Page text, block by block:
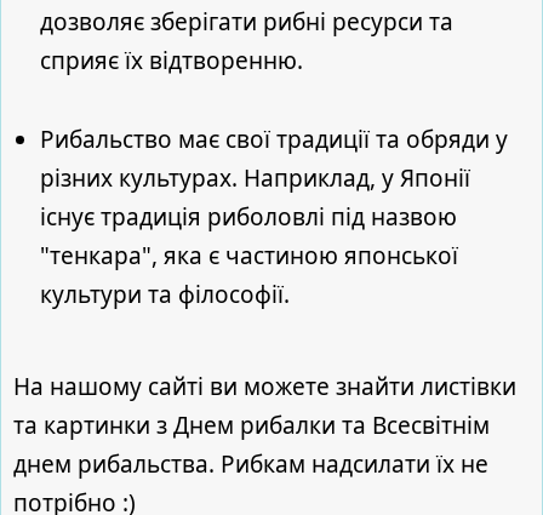
дозволяє зберігати рибні ресурси та
сприяє їх відтворенню.
Рибальство має свої традиції та обряди у
різних культурах. Наприклад, у Японії
існує традиція риболовлі під назвою
"тенкара", яка є частиною японської
культури та філософії.
На нашому сайті ви можете знайти листівки
та картинки з Днем рибалки та Всесвітнім
днем рибальства. Рибкам надсилати їх не
потрібно :)